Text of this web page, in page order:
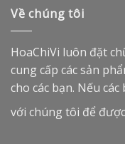
Về chúng tôi
HoaChiVi luôn đặt
cung cấp các sản
cho các bạn. Nếu
với chúng tôi để